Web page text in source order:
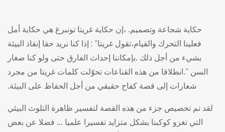
إن‭ ‬حكاية‭ ‬غريتا‭ ‬تونبرغ‭ ‬هي‭ ‬حكاية‭ ‬أمل،‭ ‬حكاية‭ ‬شجاعة‭ ‬وتصميم‭.‬‮ ‬‭
‬تقول‭ ‬غريتا‭ : “‬إذا‭ ‬كنا‭ ‬نريد‭ ‬حقا‭ ‬إنقاذ‭ ‬البيئة،‭ ‬فعلينا‭ ‬التحرك‭ ‬والقيام‭